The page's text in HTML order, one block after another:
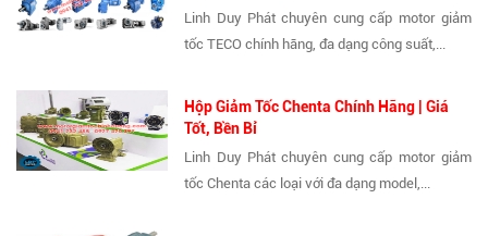
Linh Duy Phát chuyên cung cấp motor giảm
tốc TECO chính hãng, đa dạng công suất,...
Hộp Giảm Tốc Chenta Chính Hãng | Giá
Tốt, Bền Bỉ
Linh Duy Phát chuyên cung cấp motor giảm
tốc Chenta các loại với đa dạng model,...